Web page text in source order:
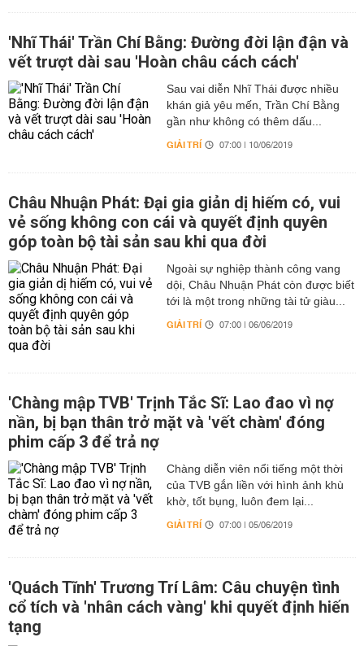
'Nhĩ Thái' Trần Chí Bằng: Đường đời lận đận và
vết trượt dài sau 'Hoàn châu cách cách'
Sau vai diễn Nhĩ Thái được nhiều
khán giả yêu mến, Trần Chí Bằng
gần như không có thêm dấu...
GIẢI TRÍ 07:00 | 10/06/2019
Châu Nhuận Phát: Đại gia giản dị hiếm có, vui
vẻ sống không con cái và quyết định quyên
góp toàn bộ tài sản sau khi qua đời
Ngoài sự nghiệp thành công vang
dội, Châu Nhuận Phát còn được biết
tới là một trong những tài tử giàu...
GIẢI TRÍ 07:00 | 06/06/2019
'Chàng mập TVB' Trịnh Tắc Sĩ: Lao đao vì nợ
nần, bị bạn thân trở mặt và 'vết chàm' đóng
phim cấp 3 để trả nợ
Chàng diễn viên nổi tiếng một thời
của TVB gắn liền với hình ảnh khù
khờ, tốt bụng, luôn đem lại...
GIẢI TRÍ 07:00 | 05/06/2019
'Quách Tĩnh' Trương Trí Lâm: Câu chuyện tình
cổ tích và 'nhân cách vàng' khi quyết định hiến
tạng